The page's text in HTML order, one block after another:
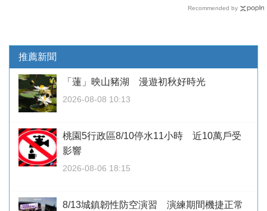
Recommended by
推薦新聞
「蓮」映山豬湖 漫遊初秋好時光
2026-08-08 10:13
桃園5行政區8/10停水11小時 近10萬戶受
影響
2026-08-06 18:15
8/13城鎮韌性防空演習 演練期間機捷正常